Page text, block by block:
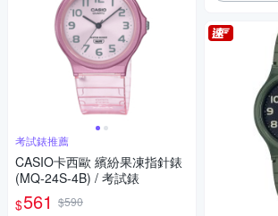
考試錶推薦
CASIO卡西歐 繽紛果凍指針錶
(MQ-24S-4B) / 考試錶
$561 $590